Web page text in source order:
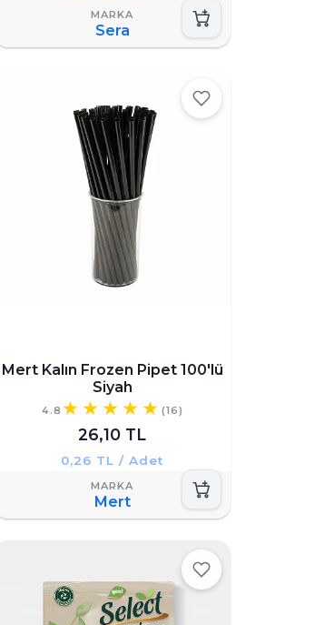
Sera
Mert Kalın Frozen Pipet 100'lü
Siyah
4.8 (16)
26,10 TL
0,26 TL / Adet
Mert